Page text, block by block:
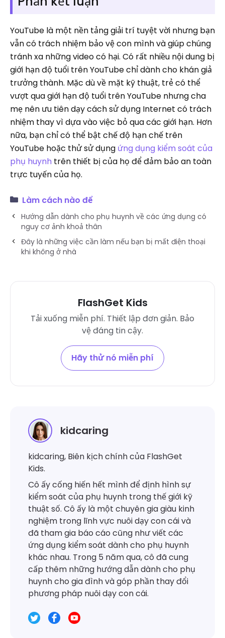
YouTube là một nền tảng giải trí tuyệt vời nhưng bạn
vẫn có trách nhiệm bảo vệ con mình và giúp chúng
tránh xa những video có hại. Có rất nhiều nội dung bị
giới hạn độ tuổi trên YouTube chỉ dành cho khán giả
trưởng thành. Mặc dù về mặt kỹ thuật, trẻ có thể
vượt qua giới hạn độ tuổi trên YouTube nhưng cha
mẹ nên ưu tiên dạy cách sử dụng Internet có trách
nhiệm thay vì dựa vào việc bỏ qua các giới hạn. Hơn
nữa, bạn chỉ có thể bật chế độ hạn chế trên
YouTube hoặc thử sử dụng ứng dụng kiểm soát của
phụ huynh trên thiết bị của họ để đảm bảo an toàn
trực tuyến của họ.
Làm cách nào để
Hướng dẫn dành cho phụ huynh về các ứng dụng có
nguy cơ ảnh khoả thân
Đây là những việc cần làm nếu bạn bị mất điện thoại
khi không ở nhà
FlashGet Kids
Tải xuống miễn phí. Thiết lập đơn giản. Bảo
vệ đáng tin cậy.
Hãy thử nó miễn phí
kidcaring
kidcaring, Biên kịch chính của FlashGet
Kids.
Cô ấy cống hiến hết mình để định hình sự
kiểm soát của phụ huynh trong thế giới kỹ
thuật số. Cô ấy là một chuyên gia giàu kinh
nghiệm trong lĩnh vực nuôi dạy con cái và
đã tham gia báo cáo cũng như viết các
ứng dụng kiểm soát dành cho phụ huynh
khác nhau. Trong 5 năm qua, cô đã cung
cấp thêm những hướng dẫn dành cho phụ
huynh cho gia đình và góp phần thay đổi
phương pháp nuôi dạy con cái.